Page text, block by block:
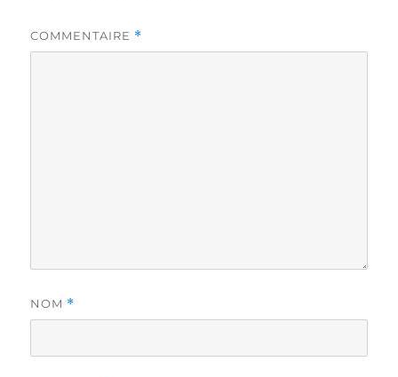
COMMENTAIRE *
NOM *